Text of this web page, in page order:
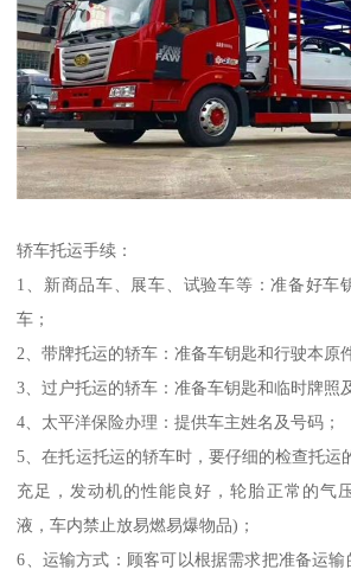
轿车托运手续：
1、新商品车、展车、试验车等：准备好车
车；
2、带牌托运的轿车：准备车钥匙和行驶本原
3、过户托运的轿车：准备车钥匙和临时牌照
4、太平洋保险办理：提供车主姓名及号码；
5、在托运托运的轿车时，要仔细的检查托运
充足，发动机的性能良好，轮胎正常的气
液，车内禁止放易燃易爆物品)；
6、运输方式：顾客可以根据需求把准备运